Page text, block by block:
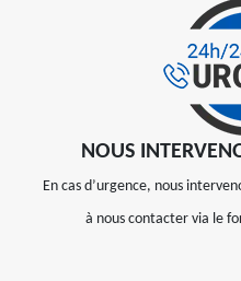
NOUS
En cas d’urgence, nous
à nous contacter via le